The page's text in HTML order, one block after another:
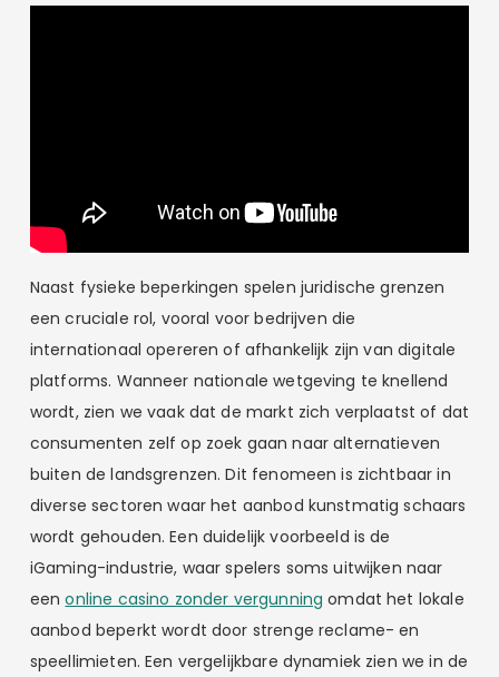
Naast fysieke beperkingen spelen juridische grenzen
een cruciale rol, vooral voor bedrijven die
internationaal opereren of afhankelijk zijn van digitale
platforms. Wanneer nationale wetgeving te knellend
wordt, zien we vaak dat de markt zich verplaatst of dat
consumenten zelf op zoek gaan naar alternatieven
buiten de landsgrenzen. Dit fenomeen is zichtbaar in
diverse sectoren waar het aanbod kunstmatig schaars
wordt gehouden. Een duidelijk voorbeeld is de
iGaming-industrie, waar spelers soms uitwijken naar
eenonline casino zonder vergunning omdat het lokale
aanbod beperkt wordt door strenge reclame- en
speellimieten. Een vergelijkbare dynamiek zien we in de